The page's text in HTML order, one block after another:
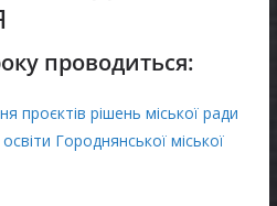
проводиться:
проєктів рішень міської ради
Городнянської міської